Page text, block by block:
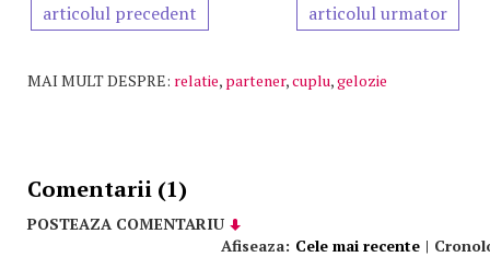
articolul precedent articolul urmator
MAI MULT DESPRE: relatie, partener,cuplu,gelozie
Comentarii (1)
POSTEAZA COMENTARIU
Afiseaza: Cele mai recente |